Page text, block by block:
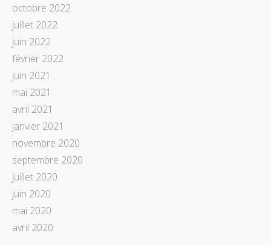
octobre 2022
juillet 2022
juin 2022
février 2022
juin 2021
mai 2021
avril 2021
janvier 2021
novembre 2020
septembre 2020
juillet 2020
juin 2020
mai 2020
avril 2020